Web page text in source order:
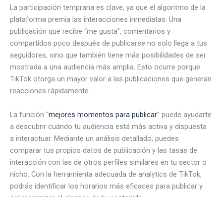
La participación temprana es clave, ya que el algoritmo de la
plataforma premia las interacciones inmediatas. Una
publicación que recibe “me gusta”, comentarios y
compartidos poco después de publicarse no solo llega a tus
seguidores, sino que también tiene más posibilidades de ser
mostrada a una audiencia más amplia. Esto ocurre porque
TikTok otorga un mayor valor a las publicaciones que generan
reacciones rápidamente.
La función “mejores momentos para publicar” puede ayudarte
a descubrir cuándo tu audiencia está más activa y dispuesta
a interactuar. Mediante un análisis detallado, puedes
comparar tus propios datos de publicación y las tasas de
interacción con las de otros perfiles similares en tu sector o
nicho. Con la herramienta adecuada de analytics de TikTok,
podrás identificar los horarios más eficaces para publicar y